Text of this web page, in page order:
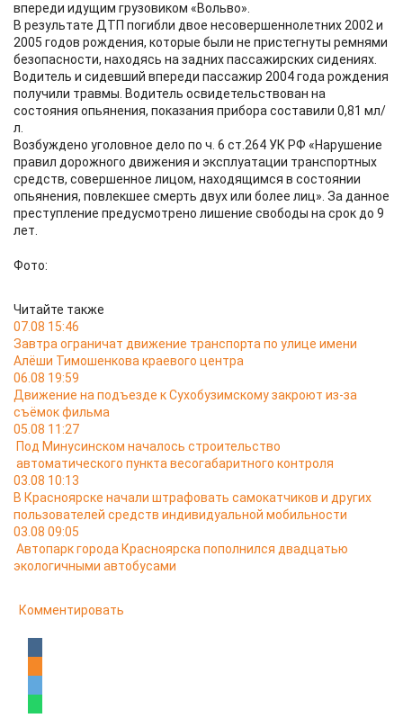
впереди идущим грузовиком «Вольво».
В результате ДТП погибли двое несовершеннолетних 2002 и
2005 годов рождения, которые были не пристегнуты ремнями
безопасности, находясь на задних пассажирских сидениях.
Водитель и сидевший впереди пассажир 2004 года рождения
получили травмы. Водитель освидетельствован на
состояния опьянения, показания прибора составили 0,81 мл/
л.
Возбуждено уголовное дело по ч. 6 ст.264 УК РФ «Нарушение
правил дорожного движения и эксплуатации транспортных
средств, совершенное лицом, находящимся в состоянии
опьянения, повлекшее смерть двух или более лиц». За данное
преступление предусмотрено лишение свободы на срок до 9
лет.
Фото:
Читайте также
07.08 15:46
Завтра ограничат движение транспорта по улице имени
Алёши Тимошенкова краевого центра
06.08 19:59
Движение на подъезде к Сухобузимскому закроют из-за
съёмок фильма
05.08 11:27
Под Минусинском началось строительство
автоматического пункта весогабаритного контроля
03.08 10:13
В Красноярске начали штрафовать самокатчиков и других
пользователей средств индивидуальной мобильности
03.08 09:05
Автопарк города Красноярска пополнился двадцатью
экологичными автобусами
Комментировать